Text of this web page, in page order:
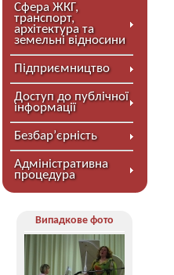
Сфера ЖКГ,
транспорт,
архітектура та
земельні відносини
Підприємництво
Доступ до публічної
інформації
Безбар’єрність
Адміністративна
процедура
Випадкове фото